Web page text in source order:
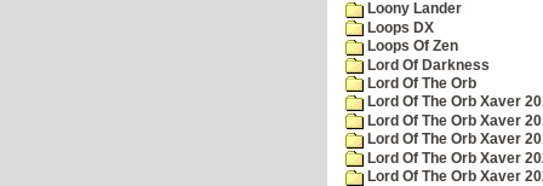
Loony Lander
Loops DX
Loops Of Zen
Lord Of Darkness
Lord Of The Orb
Lord Of The Orb Xaver
Lord Of The Orb Xaver
Lord Of The Orb Xaver
Lord Of The Orb Xaver
Lord Of The Orb Xaver